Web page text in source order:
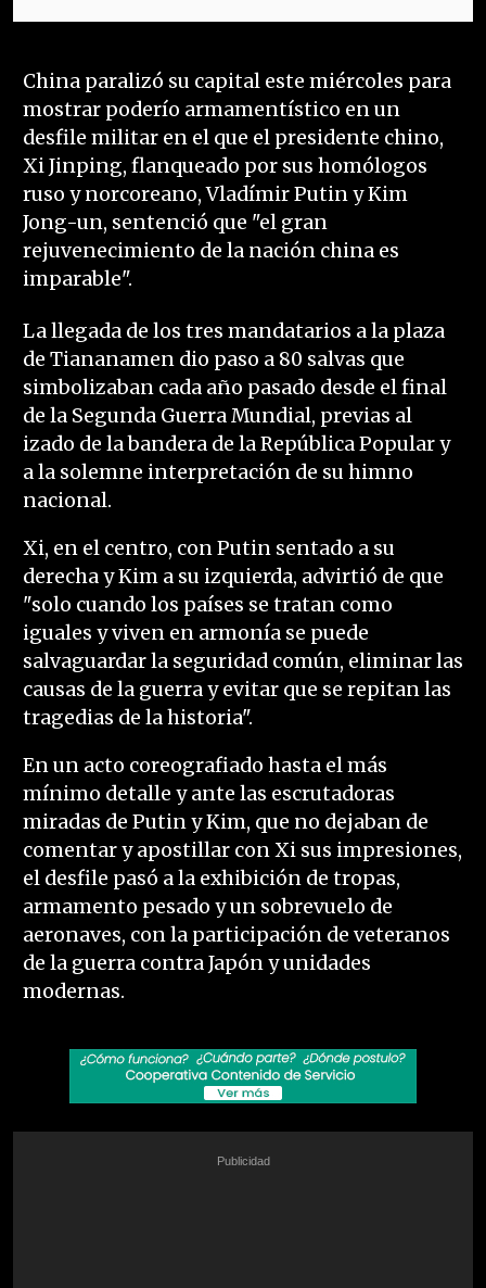
China paralizó su capital este miércoles para
mostrar poderío armamentístico en un
desfile militar en el que el presidente chino,
Xi Jinping, flanqueado por sus homólogos
ruso y norcoreano, Vladímir Putin y Kim
Jong-un, sentenció que "el gran
rejuvenecimiento de la nación china es
imparable".
La llegada de los tres mandatarios a la plaza
de Tiananamen dio paso a 80 salvas que
simbolizaban cada año pasado desde el final
de la Segunda Guerra Mundial, previas al
izado de la bandera de la República Popular y
a la solemne interpretación de su himno
nacional.
Xi, en el centro, con Putin sentado a su
derecha y Kim a su izquierda, advirtió de que
"solo cuando los países se tratan como
iguales y viven en armonía se puede
salvaguardar la seguridad común, eliminar las
causas de la guerra y evitar que se repitan las
tragedias de la historia".
En un acto coreografiado hasta el más
mínimo detalle y ante las escrutadoras
miradas de Putin y Kim, que no dejaban de
comentar y apostillar con Xi sus impresiones,
el desfile pasó a la exhibición de tropas,
armamento pesado y un sobrevuelo de
aeronaves, con la participación de veteranos
de la guerra contra Japón y unidades
modernas.